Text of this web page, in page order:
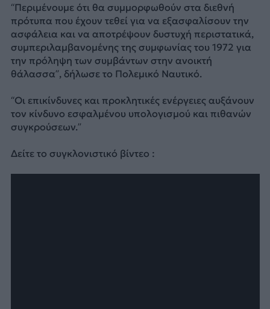
“Περιμένουμε ότι θα συμμορφωθούν στα διεθνή
πρότυπα που έχουν τεθεί για να εξασφαλίσουν την
ασφάλεια και να αποτρέψουν δυστυχή περιστατικά,
συμπεριλαμβανομένης της συμφωνίας του 1972 για
την πρόληψη των συμβάντων στην ανοικτή
θάλασσα”, δήλωσε το Πολεμικό Ναυτικό.
“Οι επικίνδυνες και προκλητικές ενέργειες αυξάνουν
τον κίνδυνο εσφαλμένου υπολογισμού και πιθανών
συγκρούσεων.”
Δείτε το συγκλονιστικό βίντεο :